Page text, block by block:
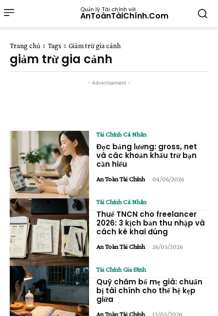
Quản lý Tài chính với
AnToànTàiChính.Com
Trang chủ Tags Giảm trừ gia cảnh
giảm trừ gia cảnh
- Advertisement -
Tài Chính Cá Nhân
Đọc bảng lương: gross, net
và các khoản khấu trừ bạn
cần hiểu
An Toàn Tài Chính - 04/06/2026
Tài Chính Cá Nhân
Thuế TNCN cho freelancer
2026: 3 kịch bản thu nhập và
cách kê khai đúng
An Toàn Tài Chính - 26/05/2026
Tài Chính Gia Đình
Quỹ chăm bố mẹ già: chuẩn
bị tài chính cho thế hệ kẹp
giữa
An Toàn Tài Chính - 12/05/2026